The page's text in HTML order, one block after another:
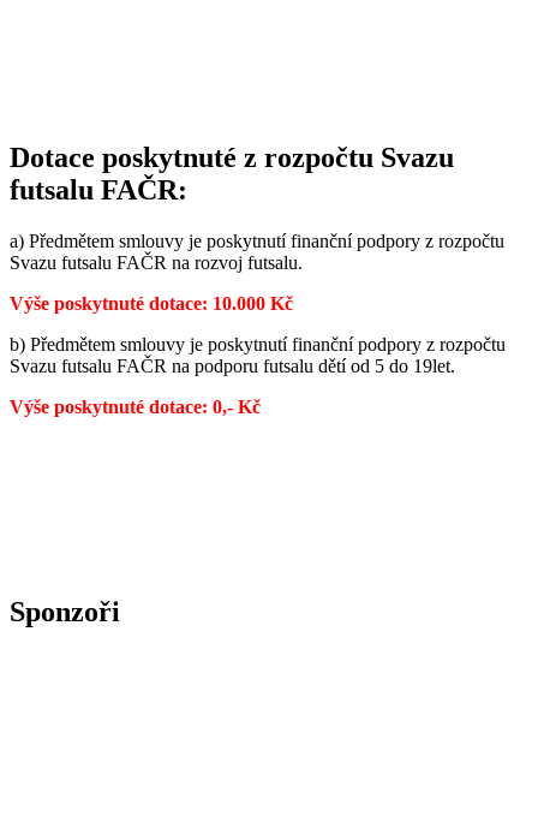
Dotace poskytnuté z rozpočtu Svazu
futsalu FAČR:
a) Předmětem smlouvy je poskytnutí finanční podpory z rozpočtu
Svazu futsalu FAČR na rozvoj futsalu.
Výše poskytnuté dotace: 10.000 Kč
b) Předmětem smlouvy je poskytnutí finanční podpory z rozpočtu
Svazu futsalu FAČR na podporu futsalu dětí od 5 do 19let.
Výše poskytnuté dotace: 0,- Kč
Sponzoři